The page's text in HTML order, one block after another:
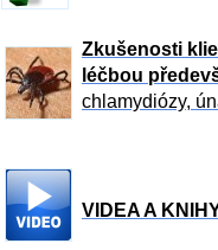
Zkušenosti
léčbou
chlamydiózy,
VIDEA A